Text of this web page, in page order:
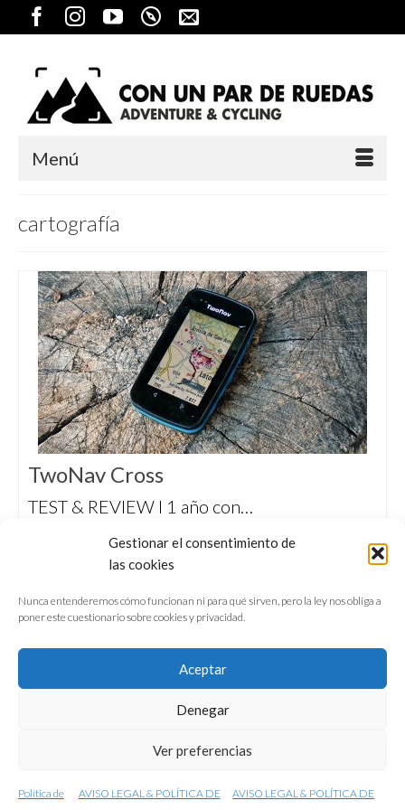
Gestionar el consentimiento de
las cookies
Nunca entenderemos cómo funcionan ni para qué sirven, pero la ley nos obliga a
poner este cuestionario sobre cookies y privacidad.
Aceptar
Denegar
Ver preferencias
Política de AVISO LEGAL & POLÍTICA DE AVISO LEGAL & POLÍTICA DE
Menú
cartografía
TwoNav Cross
TEST & REVIEW I 1 año con…
bikepacking y senderismo, con 20 horas de
autonomía y opción de cargar mapas de todo
CONFERENCIAS
VÍDEOS & REPORTAJES TV
NUESTROS LIBROS